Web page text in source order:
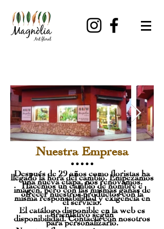
Nuestra Empresa
Después de 29 años como floristas ha
llegado la hora del cambio. Empezamos
una nueva etapa, nos renovamos.
Hacemos un cambio de nombre e
imagen, pero con las mismas ganas de
ofrecer nuestros productos con la
misma responsabilidad y exigencia en
el servicio.
El catálogo disponible en la web es
orientativo según
disponibilidad. Contacta con nosotros
para personalizarlo.